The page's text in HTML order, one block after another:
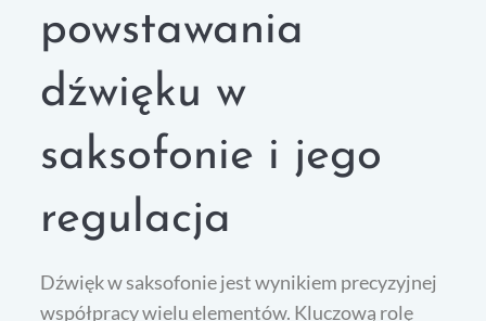
powstawania
dźwięku w
saksofonie i jego
regulacja
Dźwięk w saksofonie jest wynikiem precyzyjnej
współpracy wielu elementów. Kluczową rolę